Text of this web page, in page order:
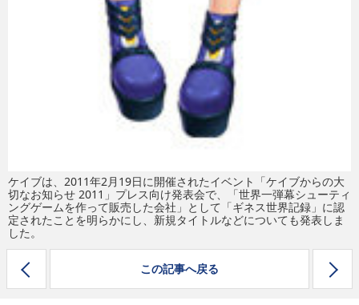
ケイブは、2011年2月19日に開催されたイベント「ケイブからの大
切なお知らせ 2011」プレス向け発表会で、「世界一弾幕シューティ
ングゲームを作って販売した会社」として「ギネス世界記録」に認
定されたことを明らかにし、新規タイトルなどについても発表しま
した。
この記事へ戻る